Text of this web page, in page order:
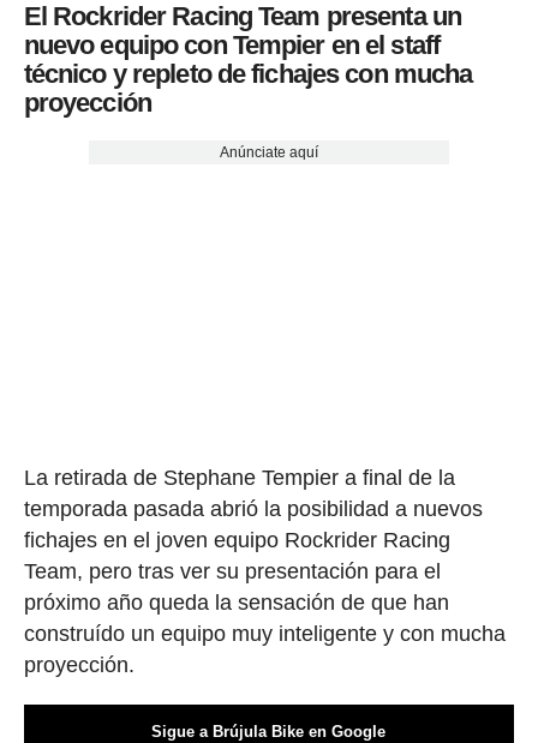
El Rockrider Racing Team presenta un
nuevo equipo con Tempier en el staff
técnico y repleto de fichajes con mucha
proyección
Anúnciate aquí
La retirada de Stephane Tempier a final de la
temporada pasada abrió la posibilidad a nuevos
fichajes en el joven equipo Rockrider Racing
Team, pero tras ver su presentación para el
próximo año queda la sensación de que han
construído un equipo muy inteligente y con mucha
proyección.
Sigue a Brújula Bike en Google